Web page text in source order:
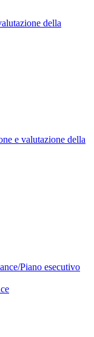
della
e valutazione della
Piano esecutivo